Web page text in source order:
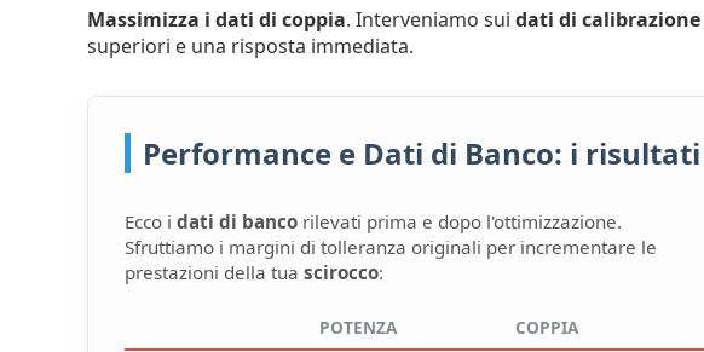
Massimizza i dati di coppia. Interveniamo sui dati di calibrazione
superiori e una risposta immediata.
Performance e Dati di Banco: i risultati
Ecco i dati di banco rilevati prima e dopo l'ottimizzazione.
Sfruttiamo i margini di tolleranza originali per incrementare le
prestazioni della tua scirocco:
POTENZA COPPIA